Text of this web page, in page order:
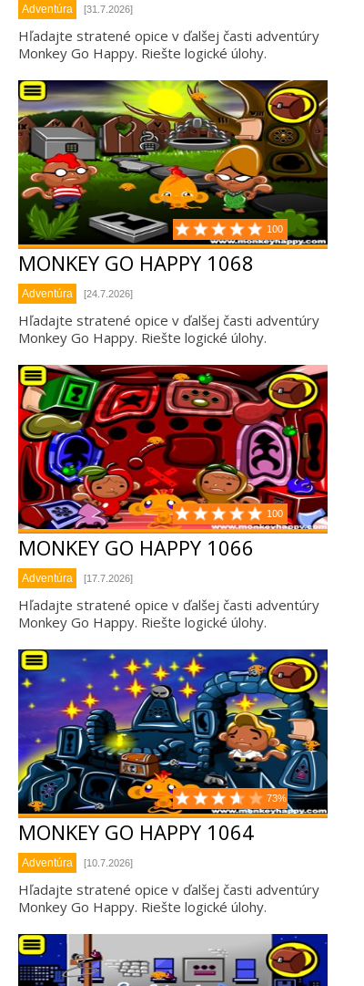
Adventúra [31.7.2026]
Hľadajte stratené opice v ďalšej časti adventúry
Monkey Go Happy. Riešte logické úlohy.
100
MONKEY GO HAPPY 1068
Adventúra [24.7.2026]
Hľadajte stratené opice v ďalšej časti adventúry
Monkey Go Happy. Riešte logické úlohy.
100
MONKEY GO HAPPY 1066
Adventúra [17.7.2026]
Hľadajte stratené opice v ďalšej časti adventúry
Monkey Go Happy. Riešte logické úlohy.
73%
MONKEY GO HAPPY 1064
Adventúra [10.7.2026]
Hľadajte stratené opice v ďalšej časti adventúry
Monkey Go Happy. Riešte logické úlohy.